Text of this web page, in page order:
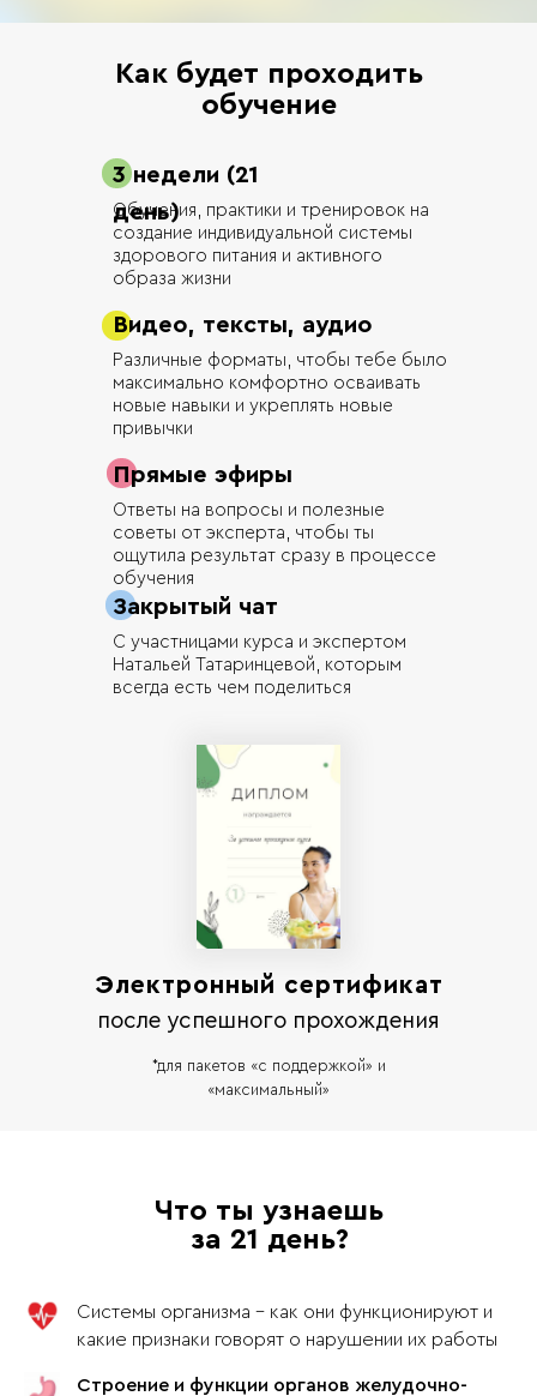
Как будет проходить
обучение
3 недели (21
день)
Обучения, практики и тренировок на
создание индивидуальной системы
здорового питания и активного
образа жизни
Видео, тексты, аудио
Различные форматы, чтобы тебе было
максимально комфортно осваивать
новые навыки и укреплять новые
привычки
Прямые эфиры
Ответы на вопросы и полезные
советы от эксперта, чтобы ты
ощутила результат сразу в процессе
обучения
Закрытый чат
С участницами курса и экспертом
Натальей Татаринцевой, которым
всегда есть чем поделиться
Электронный сертификат
после успешного прохождения
*для пакетов «с поддержкой» и
«максимальный»
Что ты узнаешь
за 21 день?
Системы организма - как они функционируют и
какие признаки говорят о нарушении их работы
Строение и функции органов желудочно-